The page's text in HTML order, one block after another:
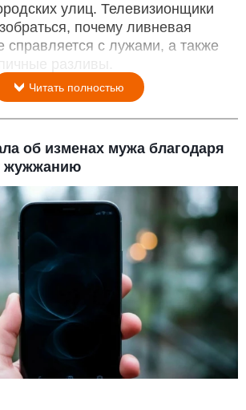
улиц. Телевизионщики
почему ливневая
справляется с лужами, а также
разливы.
Читать полностью
об изменах мужа благодаря
жужжанию